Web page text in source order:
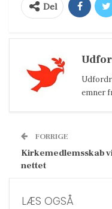
Del
emner
FORRIGE
Kirkemedlemsskab
nettet
LÆS OGSÅ